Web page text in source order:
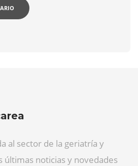
al sector de la geriatría y
últimas noticias y novedades